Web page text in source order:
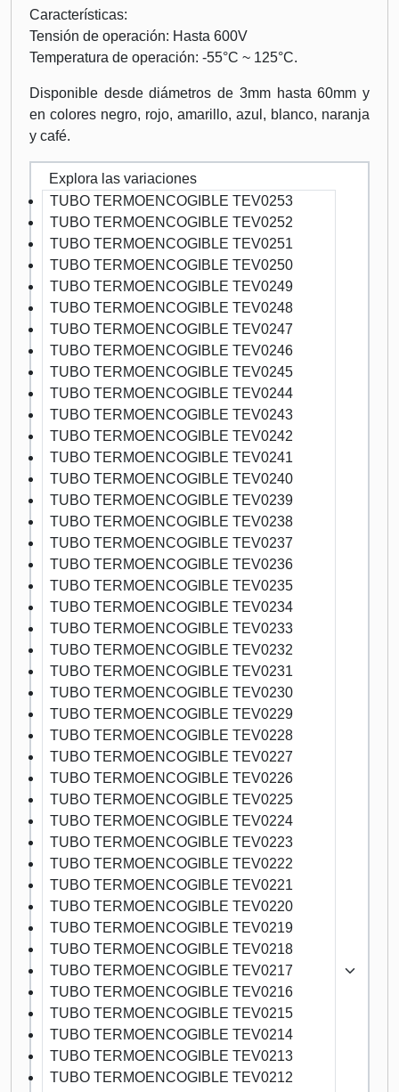
Características:
Tensión de operación: Hasta 600V
Temperatura de operación: -55°C ~ 125°C.
Disponible desde diámetros de 3mm hasta 60mm y
en colores negro, rojo, amarillo, azul, blanco, naranja
y café.
Explora las variaciones
TUBO TERMOENCOGIBLE TEV0253
TUBO TERMOENCOGIBLE TEV0252
TUBO TERMOENCOGIBLE TEV0251
TUBO TERMOENCOGIBLE TEV0250
TUBO TERMOENCOGIBLE TEV0249
TUBO TERMOENCOGIBLE TEV0248
TUBO TERMOENCOGIBLE TEV0247
TUBO TERMOENCOGIBLE TEV0246
TUBO TERMOENCOGIBLE TEV0245
TUBO TERMOENCOGIBLE TEV0244
TUBO TERMOENCOGIBLE TEV0243
TUBO TERMOENCOGIBLE TEV0242
TUBO TERMOENCOGIBLE TEV0241
TUBO TERMOENCOGIBLE TEV0240
TUBO TERMOENCOGIBLE TEV0239
TUBO TERMOENCOGIBLE TEV0238
TUBO TERMOENCOGIBLE TEV0237
TUBO TERMOENCOGIBLE TEV0236
TUBO TERMOENCOGIBLE TEV0235
TUBO TERMOENCOGIBLE TEV0234
TUBO TERMOENCOGIBLE TEV0233
TUBO TERMOENCOGIBLE TEV0232
TUBO TERMOENCOGIBLE TEV0231
TUBO TERMOENCOGIBLE TEV0230
TUBO TERMOENCOGIBLE TEV0229
TUBO TERMOENCOGIBLE TEV0228
TUBO TERMOENCOGIBLE TEV0227
TUBO TERMOENCOGIBLE TEV0226
TUBO TERMOENCOGIBLE TEV0225
TUBO TERMOENCOGIBLE TEV0224
TUBO TERMOENCOGIBLE TEV0223
TUBO TERMOENCOGIBLE TEV0222
TUBO TERMOENCOGIBLE TEV0221
TUBO TERMOENCOGIBLE TEV0220
TUBO TERMOENCOGIBLE TEV0219
TUBO TERMOENCOGIBLE TEV0218
TUBO TERMOENCOGIBLE TEV0217
TUBO TERMOENCOGIBLE TEV0216
TUBO TERMOENCOGIBLE TEV0215
TUBO TERMOENCOGIBLE TEV0214
TUBO TERMOENCOGIBLE TEV0213
TUBO TERMOENCOGIBLE TEV0212